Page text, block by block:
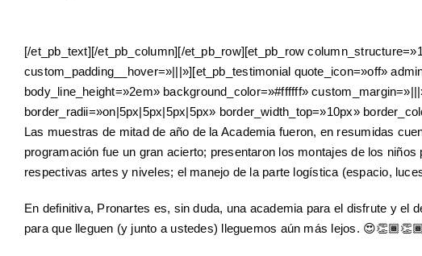
[/et_pb_text][/et_pb_column][/et_pb_row][et_pb_row
custom_padding__hover=»|||»][et_pb_testimonial quote_icon=»off»
body_line_height=»2em» background_color=»#ffffff»
border_radii=»on|5px|5px|5px|5px» border_width_top=»10px»
Las muestras de mitad de año de la Academia fueron, en resumidas
programación fue un gran acierto; presentaron los montajes de los
respectivas artes y niveles; el manejo de la parte logística (espacio,
En definitiva, Pronartes es, sin duda, una academia para el disfrute y
para que lleguen (y junto a ustedes) lleguemos aún más lejos.